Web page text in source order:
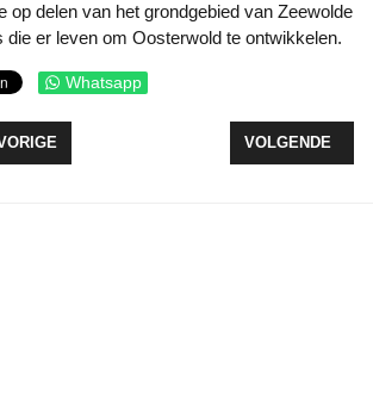
op delen van het grondgebied van Zeewolde
die er leven om Oosterwold te ontwikkelen.
Whatsapp
ARTIKEL: WETHOUDER ERNST BRON: ‘IK
VOLGENDE
VOLGENDE